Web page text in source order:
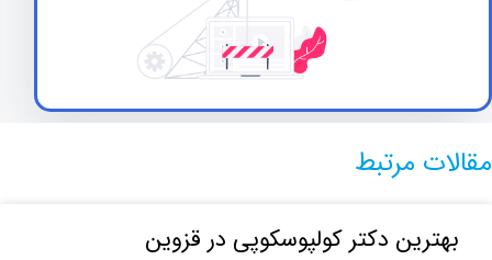
مرتبط
دکتر کولپوسکوپی در قزوين